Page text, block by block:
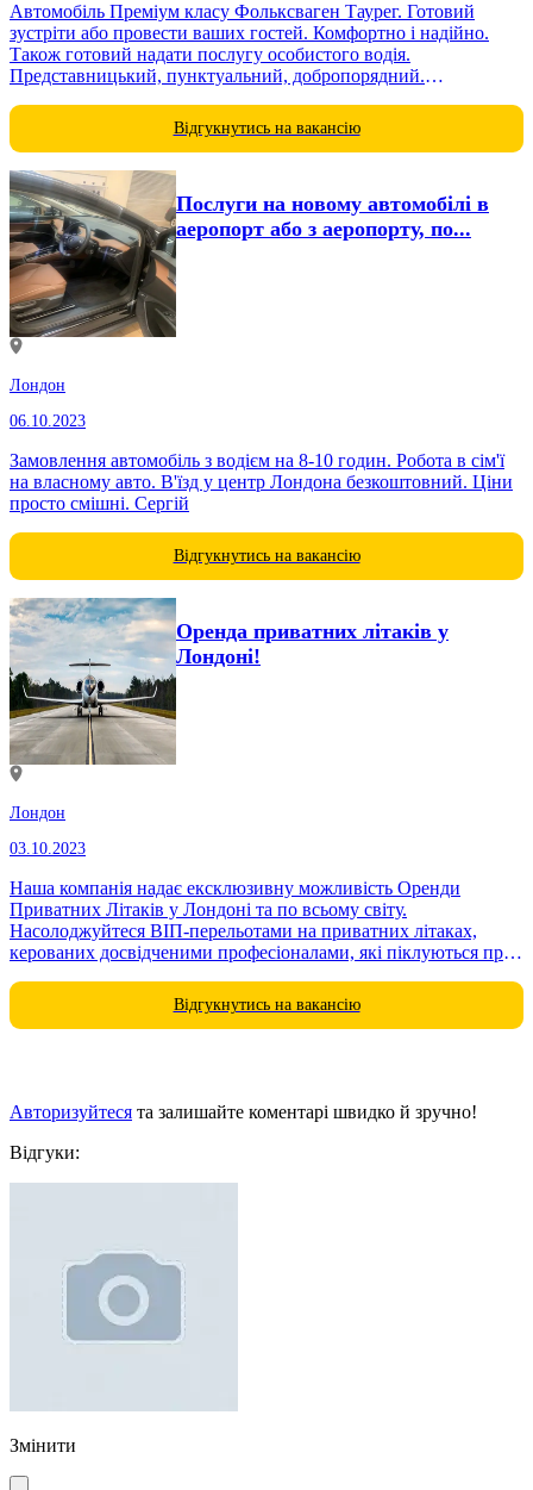
Автомобіль Преміум класу Фольксваген Таурег. Готовий
зустріти або провести ваших гостей. Комфортно і надійно.
Також готовий надати послугу особистого водія.
Представницький, пунктуальний, добропорядний.
Відгукнутись на вакансію
Послуги на новому автомобілі в
аеропорт або з аеропорту, по...
Лондон
06.10.2023
Замовлення автомобіль з водієм на 8-10 годин. Робота в сім'ї
на власному авто. В'їзд у центр Лондона безкоштовний. Ціни
просто смішні. Сергій
Відгукнутись на вакансію
Оренда приватних літаків у
Лондоні!
Лондон
03.10.2023
Наша компанія надає ексклюзивну можливість Оренди
Приватних Літаків у Лондоні та по всьому світу.
Насолоджуйтеся ВІП-перельотами на приватних літаках,
керованих досвідченими професіоналами, які піклуються про
Відгукнутись на вакансію
Авторизуйтеся та залишайте коментарі швидко й зручно!
Відгуки:
Змінити